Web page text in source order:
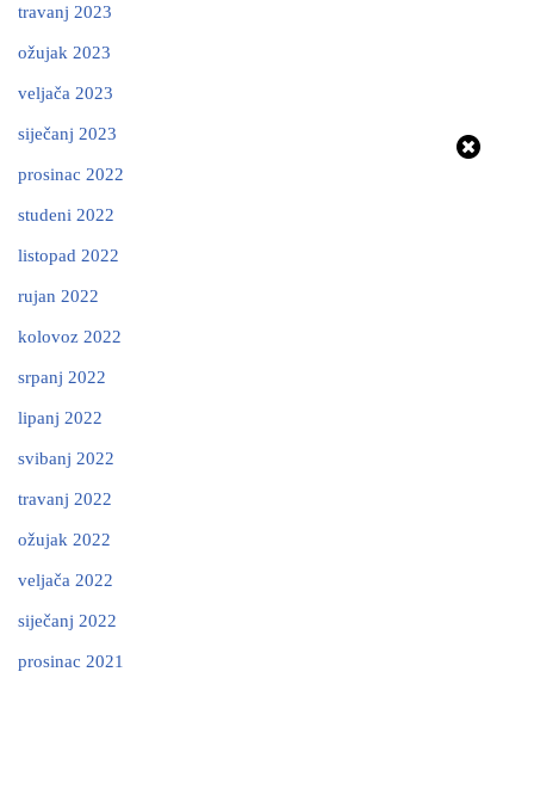
travanj 2023
ožujak 2023
veljača 2023
siječanj 2023
prosinac 2022
studeni 2022
listopad 2022
rujan 2022
kolovoz 2022
srpanj 2022
lipanj 2022
svibanj 2022
travanj 2022
ožujak 2022
veljača 2022
siječanj 2022
prosinac 2021